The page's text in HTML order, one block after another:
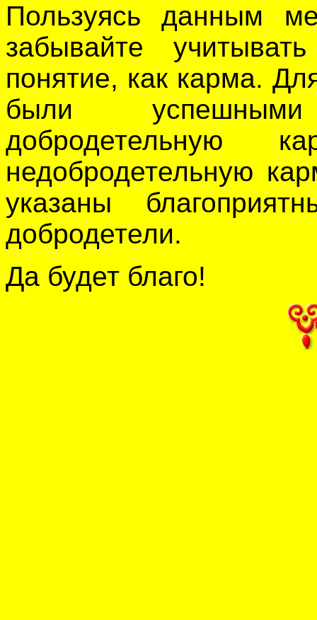
Пользуясь данным
забывайте
понятие, как карма.
были
добродетельную
недобродетельную
указаны
добродетели.
Да будет благо!